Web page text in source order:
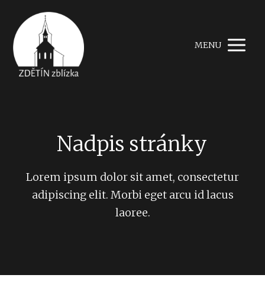
MENU
Nadpis stránky
Lorem ipsum dolor sit amet, consectetur
adipiscing elit. Morbi eget arcu id lacus
laoree.